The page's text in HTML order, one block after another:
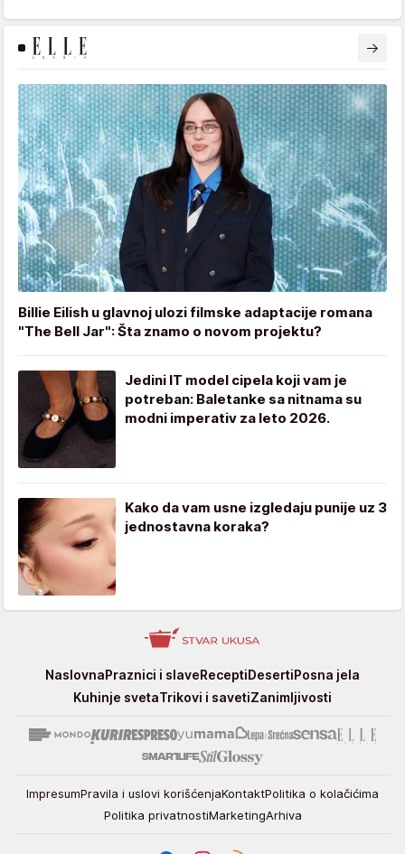
Billie Eilish u glavnoj ulozi filmske adaptacije romana
"The Bell Jar": Šta znamo o novom projektu?
Jedini IT model cipela koji vam je
potreban: Baletanke sa nitnama su
modni imperativ za leto 2026.
Kako da vam usne izgledaju punije uz 3
jednostavna koraka?
StvarNaslovnaPraznici i slaveReceptiDesertiPosna jela
Kuhinje svetaTrikovi i savetiZanimljivosti
ImpresumPravila i uslovi korišćenjaKontaktPolitika o kolačićima
Politika privatnostiMarketingArhiva